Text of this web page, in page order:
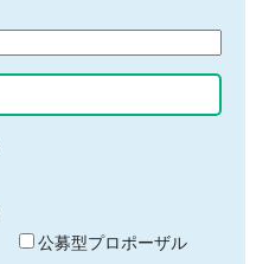
公募型プロポーザル